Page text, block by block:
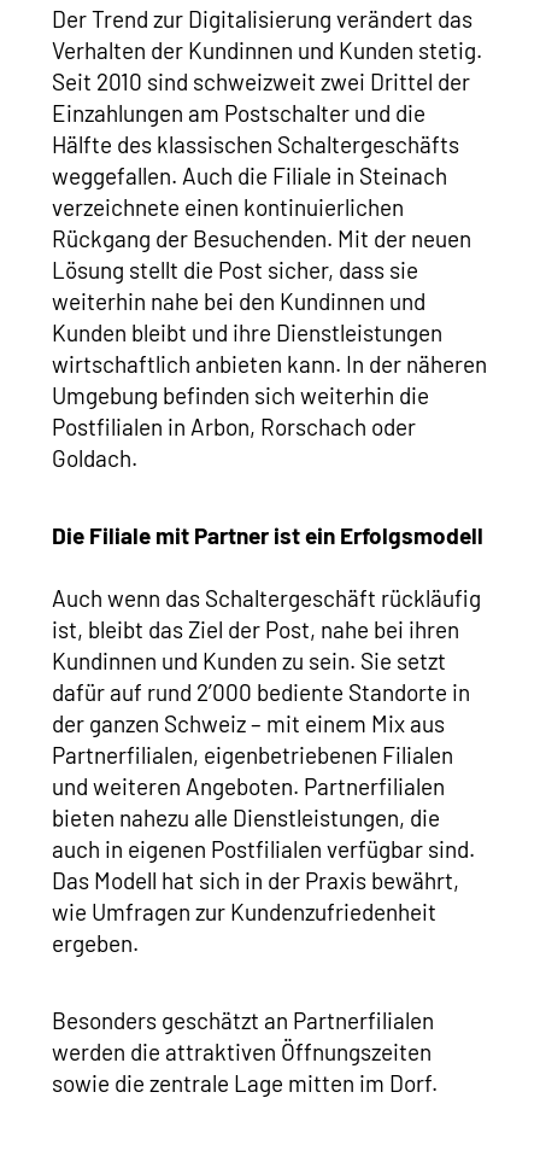
Der Trend zur Digitalisierung verändert das
Verhalten der Kundinnen und Kunden stetig.
Seit 2010 sind schweizweit zwei Drittel der
Einzahlungen am Postschalter und die
Hälfte des klassischen Schaltergeschäfts
weggefallen. Auch die Filiale in Steinach
verzeichnete einen kontinuierlichen
Rückgang der Besuchenden. Mit der neuen
Lösung stellt die Post sicher, dass sie
weiterhin nahe bei den Kundinnen und
Kunden bleibt und ihre Dienstleistungen
wirtschaftlich anbieten kann. In der näheren
Umgebung befinden sich weiterhin die
Postfilialen in Arbon, Rorschach oder
Goldach.
Die Filiale mit Partner ist ein Erfolgsmodell
Auch wenn das Schaltergeschäft rückläufig
ist, bleibt das Ziel der Post, nahe bei ihren
Kundinnen und Kunden zu sein. Sie setzt
dafür auf rund 2’000 bediente Standorte in
der ganzen Schweiz – mit einem Mix aus
Partnerfilialen, eigenbetriebenen Filialen
und weiteren Angeboten. Partnerfilialen
bieten nahezu alle Dienstleistungen, die
auch in eigenen Postfilialen verfügbar sind.
Das Modell hat sich in der Praxis bewährt,
wie Umfragen zur Kundenzufriedenheit
ergeben.
Besonders geschätzt an Partnerfilialen
werden die attraktiven Öffnungszeiten
sowie die zentrale Lage mitten im Dorf.